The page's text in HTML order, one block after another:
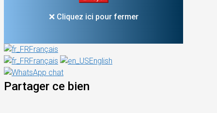
❌ Cliquez ici pour fermer
Français
Français
English
Partager ce bien